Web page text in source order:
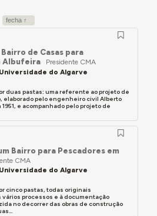
de Casas para
Albufeira
Presidente CMA
do Algarve
duas pastas: uma referente ao projeto de
elaborado pelo engenheiro civil Alberto
1951, e acompanhado pelo projeto de
Bairro para Pescadores em
CMA
do Algarve
cinco pastas, todas originais
processos e à documentação
no decorrer das obras de construção